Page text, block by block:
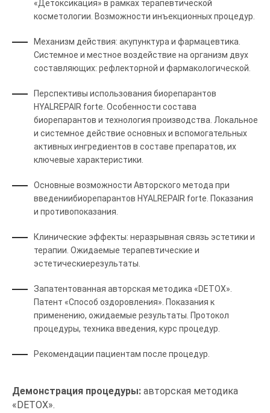
«Детоксикация» в рамках терапевтической
косметологии. Возможности инъекционных процедур.
Механизм действия: акупунктура и фармацевтика.
Системное и местное воздействие на организм двух
составляющих: рефлекторной и фармакологической.
Перспективы использования биорепарантов
HYALREPAIR forte. Особенности состава
биорепарантов и технология производства. Локальное
и системное действие основных и вспомогательных
активных ингредиентов в составе препаратов, их
ключевые характеристики.
Основные возможности Авторского метода при
введениибиорепарантов HYALREPAIR forte. Показания
и противопоказания.
Клинические эффекты: неразрывная связь эстетики и
терапии. Ожидаемые терапевтические и
эстетическиерезультаты.
Запатентованная авторская методика «DETOX».
Патент «Способ оздоровления». Показания к
применению, ожидаемые результаты. Протокол
процедуры, техника введения, курс процедур.
Рекомендации пациентам после процедур.
Демонстрация процедуры: авторская методика
«DETOX».